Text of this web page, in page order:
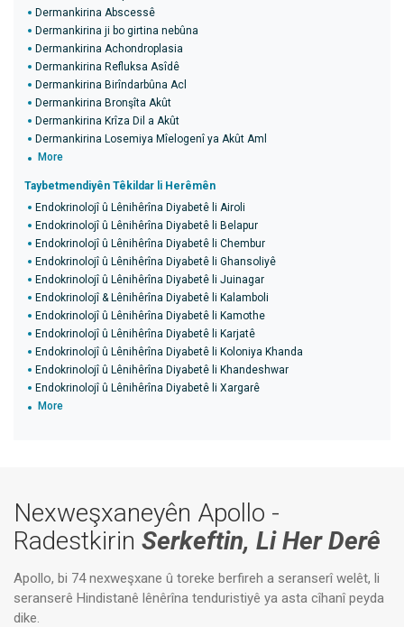
Dermankirina Abscessê
Dermankirina ji bo girtina nebûna
Dermankirina Achondroplasia
Dermankirina Refluksa Asîdê
Dermankirina Birîndarbûna Acl
Dermankirina Bronşîta Akût
Dermankirina Krîza Dil a Akût
Dermankirina Losemiya Mîelogenî ya Akût Aml
More
Taybetmendiyên Têkildar li Herêmên
Endokrinolojî û Lênihêrîna Diyabetê li Airoli
Endokrinolojî û Lênihêrîna Diyabetê li Belapur
Endokrinolojî û Lênihêrîna Diyabetê li Chembur
Endokrinolojî û Lênihêrîna Diyabetê li Ghansoliyê
Endokrinolojî û Lênihêrîna Diyabetê li Juinagar
Endokrinolojî & Lênihêrîna Diyabetê li Kalamboli
Endokrinolojî û Lênihêrîna Diyabetê li Kamothe
Endokrinolojî û Lênihêrîna Diyabetê li Karjatê
Endokrinolojî û Lênihêrîna Diyabetê li Koloniya Khanda
Endokrinolojî û Lênihêrîna Diyabetê li Khandeshwar
Endokrinolojî û Lênihêrîna Diyabetê li Xargarê
More
Nexweşxaneyên Apollo -
Radestkirin Serkeftin, Li Her Derê
Apollo, bi 74 nexweşxane û toreke berfireh a seranserî welêt, li
seranserê Hindistanê lênêrîna tenduristiyê ya asta cîhanî peyda
dike.